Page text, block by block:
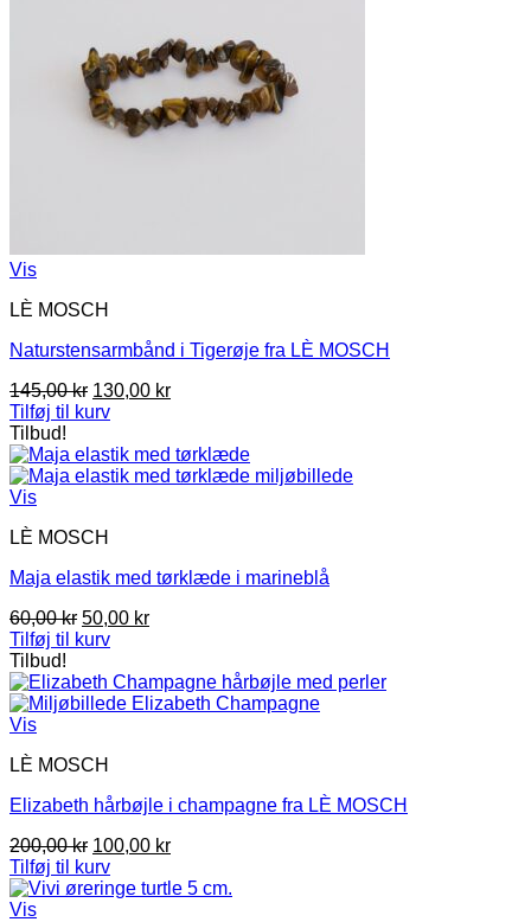
Vis
LÈ MOSCH
Naturstensarmbånd i Tigerøje fra LÈ MOSCH
145,00kr Den
oprindelige
var:
145,00 kr.
130,00 krDen
er:
130,00 kr.
Tilføj til kurv
Tilbud!
Vis
LÈ MOSCH
Maja elastik med tørklæde i marineblå
60,00kr Den
oprindelige
var:
60,00 kr.
50,00 krDen
er:
50,00 kr.
Tilføj til kurv
Tilbud!
Vis
LÈ MOSCH
Elizabeth hårbøjle i champagne fra LÈ MOSCH
200,00kr Den
oprindelige
pris
100,00 krDen
pris
Tilføj til kurv
Vis